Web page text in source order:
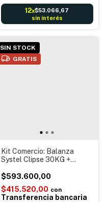
12x$53.066,67
sin interés
SIN STOCK
GRATIS
Kit Comercio: Balanza
Systel Clipse 30KG +
Ancho De Ticket 58mm -
Incluye Cable De
Comunicación a La Balanza
$593.600,00
$415.520,00 con
Transferencia bancaria